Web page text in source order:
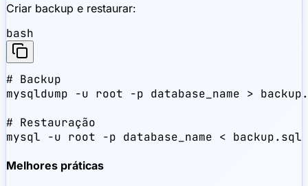
Criar backup e restaurar:
bash
# Backup
mysqldump -u root -p database_name >
# Restauração
mysql -u root -p database_name < backup.sql
Melhores práticas